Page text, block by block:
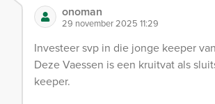
onoman
29 november 2025 11:29
Investeer svp in die jonge keeper
Deze Vaessen is een kruitvat als
keeper.